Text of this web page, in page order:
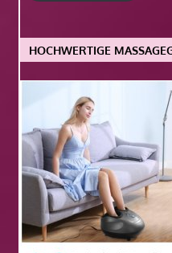
HOCHWERTIGE